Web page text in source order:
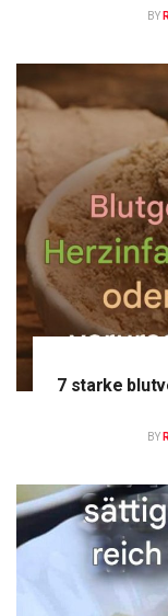
BY
7 starke
BY